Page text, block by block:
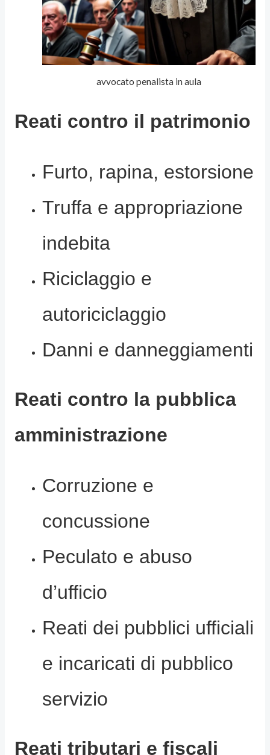
avvocato penalista in aula
Reati contro il patrimonio
Furto, rapina, estorsione
Truffa e appropriazione
indebita
Riciclaggio e
autoriciclaggio
Danni e danneggiamenti
Reati contro la pubblica
amministrazione
Corruzione e
concussione
Peculato e abuso
d’ufficio
Reati dei pubblici ufficiali
e incaricati di pubblico
servizio
Reati tributari e fiscali